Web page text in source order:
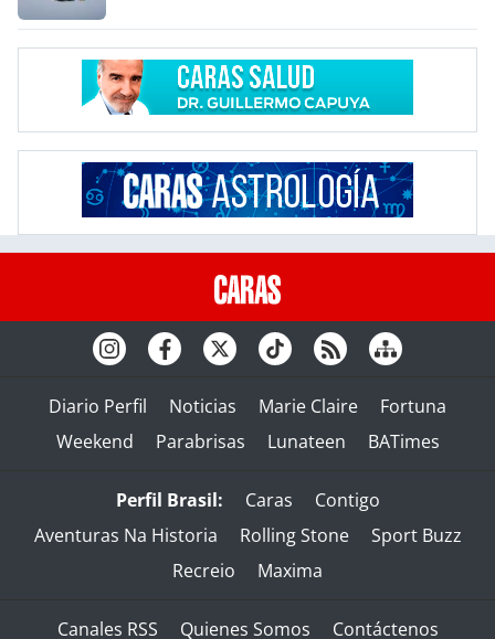
Diario Perfil Noticias Marie Claire
Fortuna
Weekend
Parabrisas Lunateen BATimes
Perfil Brasil: Caras
Contigo
Aventuras Na Historia
Rolling Stone
Sport Buzz
Recreio
Maxima
Canales RSS Quienes Somos Contáctenos